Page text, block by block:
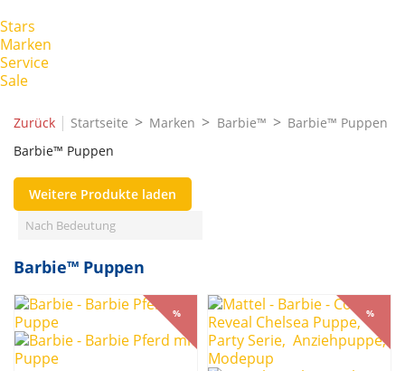
Stars
Marken
Service
Sale
Zurück | Startseite Marken Barbie™
Barbie™ Puppen
Barbie™ Puppen
Filters:
Filter löschen
Barbie™
Ab Alter
Bis Alter
99 Jahre
Weitere Produkte laden
Nach Bedeutung
Barbie™ Puppen
%
% %
%